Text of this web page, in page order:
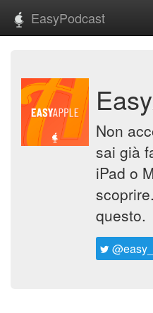
EasyPodcast
Non
sai già
iPad o
questo.